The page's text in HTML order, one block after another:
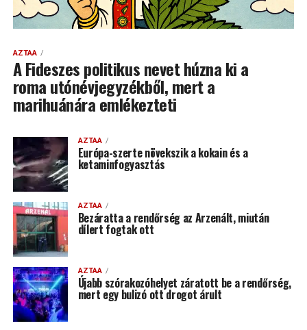
AZTAA
A Fideszes politikus nevet húzna ki a
roma utónévjegyzékből, mert a
marihuánára emlékezteti
AZTAA
Európa-szerte növekszik a kokain és a
ketaminfogyasztás
AZTAA
Bezáratta a rendőrség az Arzenált, miután
dílert fogtak ott
AZTAA
Újabb szórakozóhelyet záratott be a rendőrség,
mert egy bulizó ott drogot árult